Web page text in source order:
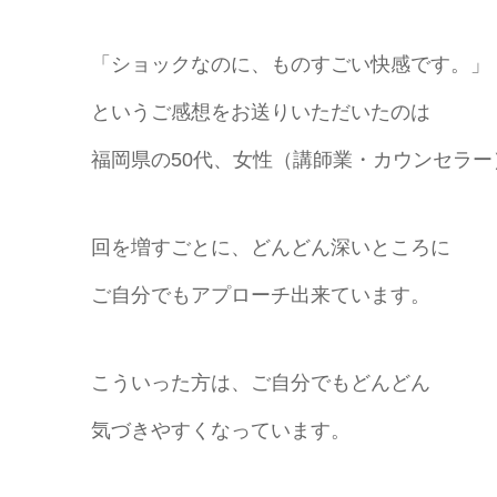
「ショックなのに、ものすごい快感です。」
というご感想をお送りいただいたのは
福岡県の50代、女性（講師業・カウンセラ
回を増すごとに、どんどん深いところに
ご自分でもアプローチ出来ています。
こういった方は、ご自分でもどんどん
気づきやすくなっています。